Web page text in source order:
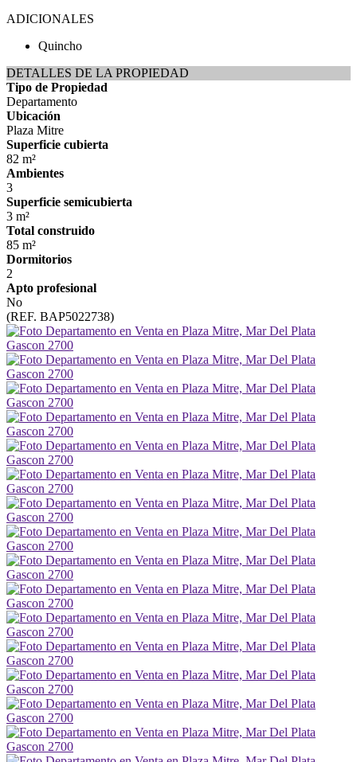
ADICIONALES
Quincho
DETALLES DE LA PROPIEDAD
Tipo de Propiedad
Departamento
Ubicación
Plaza Mitre
Superficie cubierta
82 m²
Ambientes
3
Superficie semicubierta
3 m²
Total construido
85 m²
Dormitorios
2
Apto profesional
No
(REF. BAP5022738)